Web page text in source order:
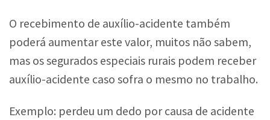
O recebimento de auxílio-acidente também
poderá aumentar este valor, muitos não sabem,
mas os segurados especiais rurais podem receber
auxílio-acidente caso sofra o mesmo no trabalho.
Exemplo: perdeu um dedo por causa de acidente